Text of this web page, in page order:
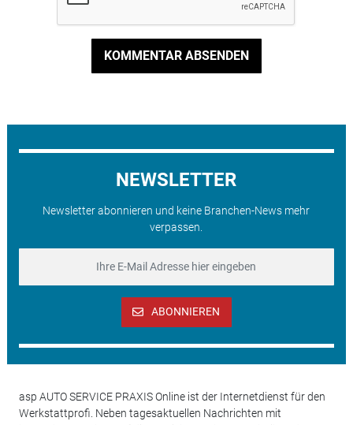
KOMMENTAR ABSENDEN
NEWSLETTER
Newsletter abonnieren und keine Branchen-News mehr
verpassen.
ABONNIEREN
asp AUTO SERVICE PRAXIS Online ist der Internetdienst für den
Werkstattprofi. Neben tagesaktuellen Nachrichten mit